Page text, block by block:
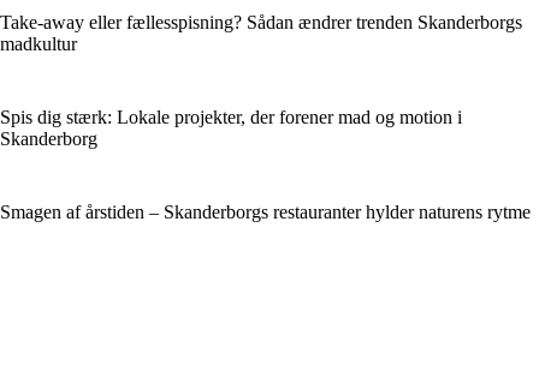
Take-away eller fællesspisning? Sådan ændrer trenden Skanderborgs
madkultur
Spis dig stærk: Lokale projekter, der forener mad og motion i
Skanderborg
Smagen af årstiden – Skanderborgs restauranter hylder naturens rytme